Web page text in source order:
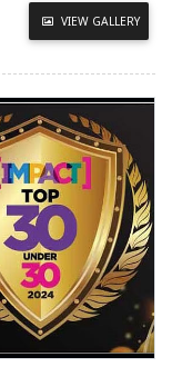
VIEW GALLERY